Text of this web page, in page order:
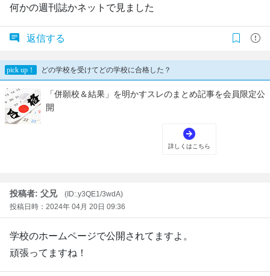
何かの週刊誌かネットで見ました
返信する
投稿者: 父兄
(ID:.y3QE1/3wdA)
投稿日時：2024年 04月 20日 09:36
学校のホームページで公開されてますよ。
頑張ってますね！